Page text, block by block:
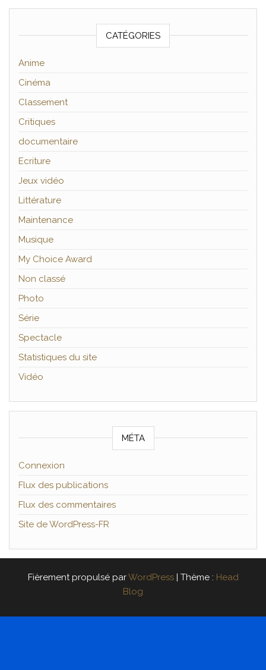
CATÉGORIES
Anime
Cinéma
Classement
Critiques
documentaire
Ecriture
Jeux vidéo
Littérature
Maintenance
Musique
My Choice Award
Non classé
Photo
Série
Spectacle
Statistiques du site
Vidéo
MÉTA
Connexion
Flux des publications
Flux des commentaires
Site de WordPress-FR
Fièrement propulsé parWordPress | Thème : Head
Blog